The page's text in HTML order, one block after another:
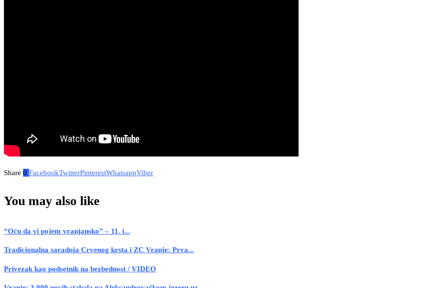
Share 0 FacebookTwitterPinterestWhatsappViber
You may also like
“Oću da vi pojem vranjansko” – 11. i...
Tradicionalna saradnja Crvenog krsta i ZC Vranje: Prva...
Privezak kao podsetnik na bezbednost / VIDEO